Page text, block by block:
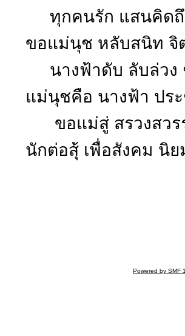
ทุกคนรัก แสนคิดถึ
ขอแม่นุช หลับสนิท
นางฟ้าดับ ลับล่ว
แม่นุชคือ นางฟ้า
ขอแม่สู่ สรวงสวร
นักต่อสุ้ เพื่อสังคม
Powered by SMF